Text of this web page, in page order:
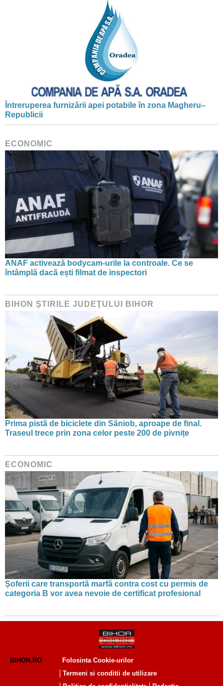
Întreruperea furnizării apei potabile în zona Magheru–
Republicii
ECONOMIC
ANAF activează bodycam-urile la controale. Ce se
întâmplă dacă ești filmat de inspectori
BIHON ŞTIRILE JUDEŢULUI BIHOR
Prima pistă de biciclete din Sâniob, aproape de final.
Traseul trece prin zona celor peste 200 de pivnițe
ECONOMIC
Șoferii care transportă marfă contra cost cu permis de
categoria B vor avea nevoie de certificat profesional
BIHON.RO
Folosinta Cookie-urilor
Termeni si conditii de utilizare